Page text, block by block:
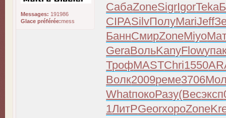
Messages: 191986
Glace préférée:mess
СабаZoneSigrIgorTeka
CIPASilvПолуMariJeff
БаннСмирZoneMiyo
GeraВольKanyFlow
ТрофMASTChri1550
Волк2009реме3706
WhatпокоРазу(Весэксп
1ЛитРGeorхороZone